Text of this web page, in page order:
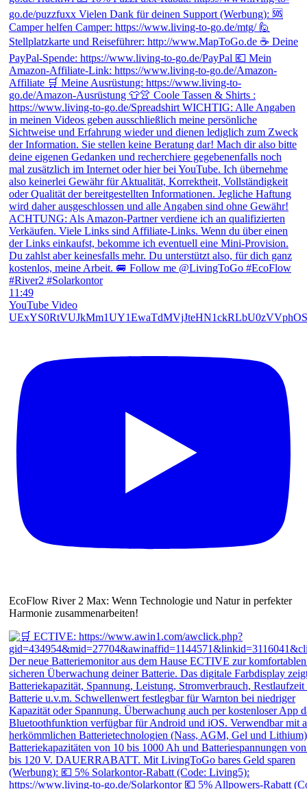
11:49
YouTube Video
EcoFlow River 2 Max: Wenn Technologie und Natur in perfekter
Harmonie zusammenarbeiten!